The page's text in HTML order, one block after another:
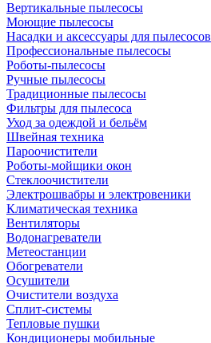
Вертикальные пылесосы
Моющие пылесосы
Насадки и аксессуары для пылесосов
Профессиональные пылесосы
Роботы-пылесосы
Ручные пылесосы
Традиционные пылесосы
Фильтры для пылесоса
Уход за одеждой и бельём
Швейная техника
Пароочистители
Роботы-мойщики окон
Стеклоочистители
Электрошвабры и электровеники
Климатическая техника
Вентиляторы
Водонагреватели
Метеостанции
Обогреватели
Осушители
Очистители воздуха
Сплит-системы
Тепловые пушки
Кондиционеры мобильные